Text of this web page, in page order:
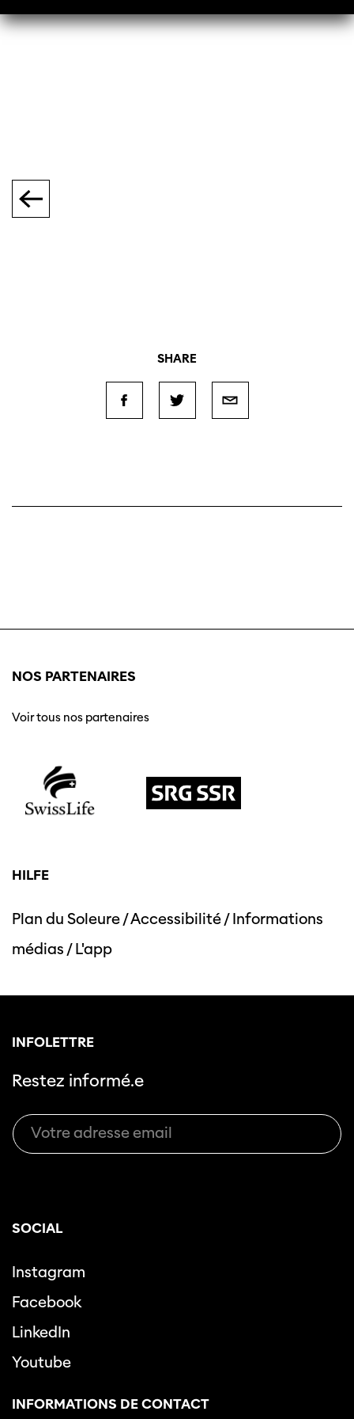
SHARE
NOS PARTENAIRES
Voir tous nos partenaires
HILFE
Plan du Soleure/Accessibilité/Informations
médias /L'app
INFOLETTRE
Restez informé.e
SOCIAL
Instagram
Facebook
LinkedIn
Youtube
INFORMATIONS DE CONTACT